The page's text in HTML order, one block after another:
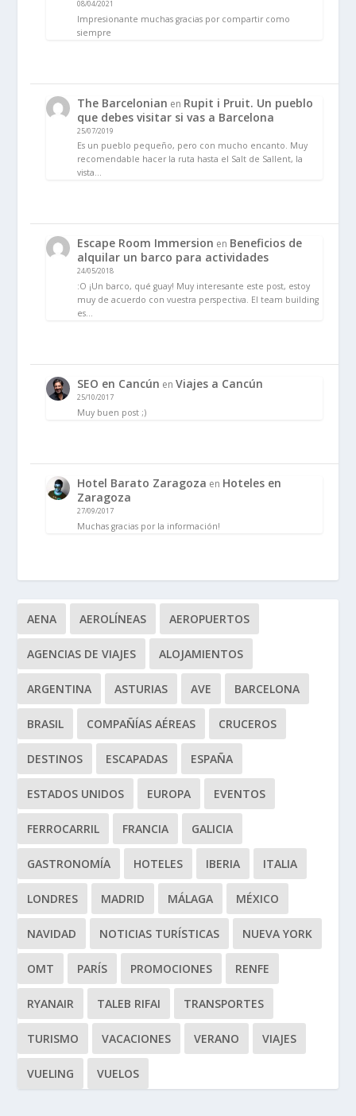
08/04/2021
Impresionante muchas gracias por compartir como
siempre
The Barcelonian en Rupit i Pruit. Un pueblo
que debes visitar si vas a Barcelona
25/07/2019
Es un pueblo pequeño, pero con mucho encanto. Muy
recomendable hacer la ruta hasta el Salt de Sallent, la
vista…
Escape Room Immersion en Beneficios de
alquilar un barco para actividades
24/05/2018
:O ¡Un barco, qué guay! Muy interesante este post, estoy
muy de acuerdo con vuestra perspectiva. El team building
es…
SEO en Cancún enViajes a Cancún
25/10/2017
Muy buen post ;)
Hotel Barato Zaragoza en Hoteles en
Zaragoza
27/09/2017
Muchas gracias por la información!
AENA AEROLÍNEAS AEROPUERTOS
AGENCIAS DE VIAJES ALOJAMIENTOS
ARGENTINA ASTURIAS AVE BARCELONA
BRASIL COMPAÑÍAS AÉREAS CRUCEROS
DESTINOS ESCAPADAS ESPAÑA
ESTADOS UNIDOS EUROPA EVENTOS
FERROCARRIL FRANCIA GALICIA
GASTRONOMÍA HOTELES IBERIA ITALIA
LONDRES MADRID MÁLAGA MÉXICO
NAVIDAD NOTICIAS TURÍSTICAS NUEVA YORK
OMT PARÍS PROMOCIONES RENFE
RYANAIR TALEB RIFAI TRANSPORTES
TURISMO VACACIONES VERANO VIAJES
VUELING VUELOS